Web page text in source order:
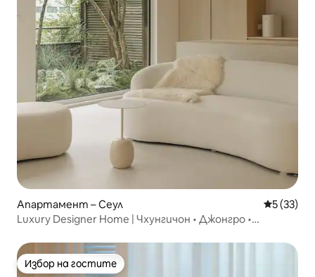
Апартамент – Сеул Средна
5 (33)
Luxury Designer Home | Чхунгичон • Джонгро •
Избор на гостите
Избор на гостите